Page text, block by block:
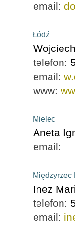
email:
Łódź
telefon:
email:
www:
Mielec
Aneta
email:
Międzyrzec
Inez
telefon:
email: